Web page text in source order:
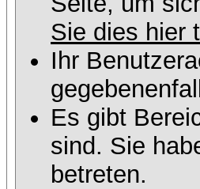
Sie dies hier
Ihr
Es gibt
sind. Sie
betreten.